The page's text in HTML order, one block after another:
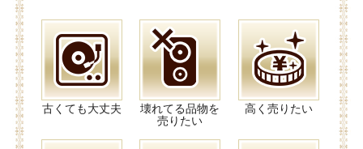
古くても大丈夫
壊れてる品物を
売りたい
高く売りたい